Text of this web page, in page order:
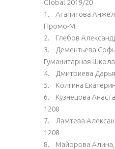
Global 2019/20
1. Агапитова
Промо-М
2. Глебов
3. Дементьева
Гуманитарная Школа
4. Дмитриева
5. Колгина
6. Кузнецова
1208
7. Ламтева
1208
8. Майорова